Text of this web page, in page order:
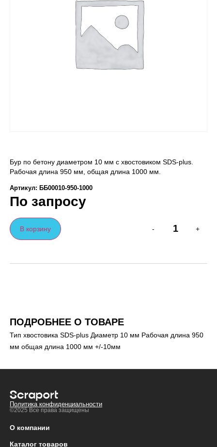
Бур по бетону диаметром 10 мм с хвостовиком SDS-plus.
Рабочая длина 950 мм, общая длина 1000 мм.
Артикул: ББ00010-950-1000
По запросу
- +
В корзину
ПОДРОБНЕЕ О ТОВАРЕ
Тип хвостовика SDS-plus Диаметр 10 мм Рабочая длина 950
мм общая длина 1000 мм +/-10мм
Политика конфиденциальности
©2025 Все права защищены
О компании
Каталог товаров